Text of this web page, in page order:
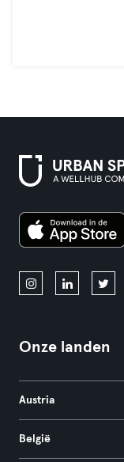
Onze landen
Austria
België